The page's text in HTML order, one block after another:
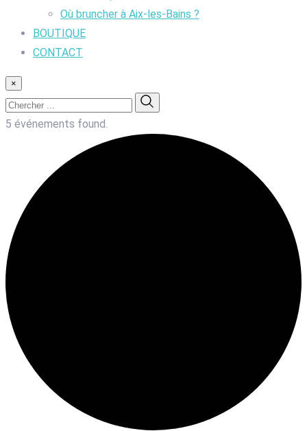
Où bruncher à Aix-les-Bains ?
BOUTIQUE
CONTACT
×
5 événements found.